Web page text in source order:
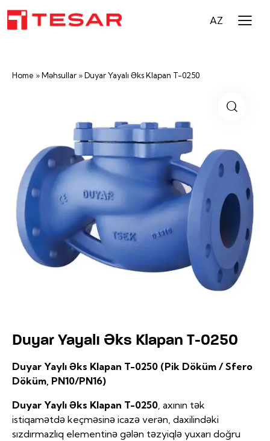
AZ
Home »Məhsullar »Duyar Yayalı Əks Klapan T-0250
Duyar Yayalı Əks Klapan T-0250
Duyar Yaylı Əks Klapan T-0250 (Pik Döküm / Sfero
Döküm, PN10/PN16)
Duyar Yaylı Əks Klapan T-0250, axının tək
istiqamətdə keçməsinə icazə verən, daxilindəki
sızdırmazlıq elementinə gələn təzyiqlə yuxarı doğru